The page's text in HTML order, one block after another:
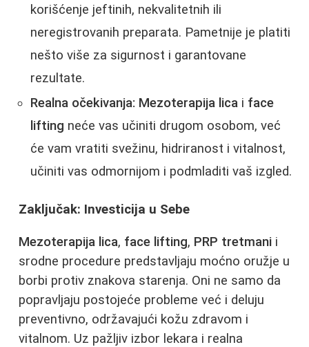
korišćenje jeftinih, nekvalitetnih ili
neregistrovanih preparata. Pametnije je platiti
nešto više za sigurnost i garantovane
rezultate.
Realna očekivanja: Mezoterapija lica i face
lifting neće vas učiniti drugom osobom, već
će vam vratiti svežinu, hidriranost i vitalnost,
učiniti vas odmornijom i podmladiti vaš izgled.
Zaključak: Investicija u Sebe
Mezoterapija lica, face lifting, PRP tretmani i
srodne procedure predstavljaju moćno oružje u
borbi protiv znakova starenja. Oni ne samo da
popravljaju postojeće probleme već i deluju
preventivno, održavajući kožu zdravom i
vitalnom. Uz pažljiv izbor lekara i realna